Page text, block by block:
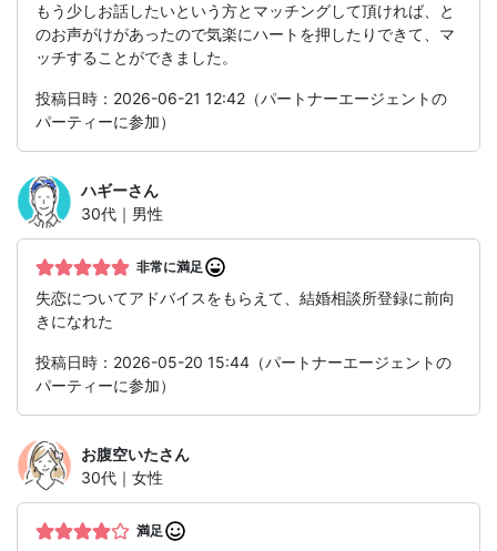
もう少しお話したいという方とマッチングして頂ければ、と
のお声がけがあったので気楽にハートを押したりできて、マ
ッチすることができました。
投稿日時：2026-06-21 12:42（パートナーエージェントの
パーティーに参加）
ハギーさん
30代｜男性
非常に満足
失恋についてアドバイスをもらえて、結婚相談所登録に前向
きになれた
投稿日時：2026-05-20 15:44（パートナーエージェントの
パーティーに参加）
お腹空いたさん
30代｜女性
満足